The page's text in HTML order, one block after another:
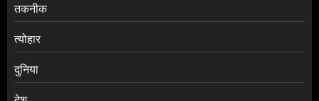
तकनीक
त्योहार
दुनिया